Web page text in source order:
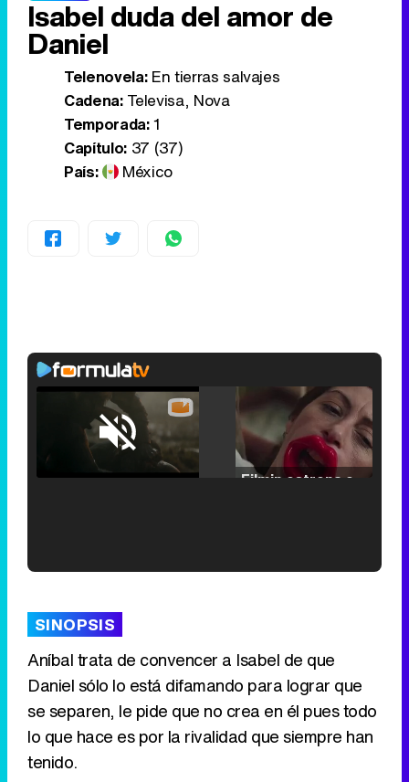
Isabel duda del amor de
Daniel
Telenovela:En tierras salvajes
Cadena:Televisa, Nova
Temporada:1
Capítulo:37 (37)
País:
México
Unmute /
Loaded
25.30%
Tráiler de '33 días', la nueva serie de Atresplayer con Julián Villagrán y José Manuel Poga
SINOPSIS
Aníbal trata de convencer a Isabel de que
Daniel sólo lo está difamando para lograr que
se separen, le pide que no crea en él pues todo
lo que hace es por la rivalidad que siempre han
tenido.